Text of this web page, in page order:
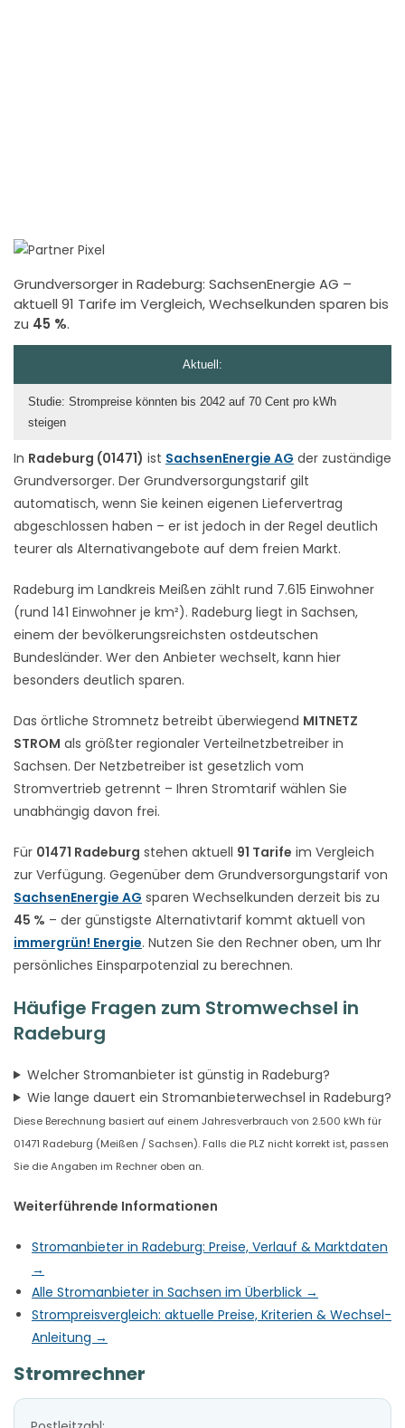
Grundversorger in Radeburg: SachsenEnergie AG –
aktuell 91 Tarife im Vergleich, Wechselkunden sparen bis
zu 45 %.
In Radeburg (01471) ist SachsenEnergie AG der zuständige
Grundversorger. Der Grundversorgungstarif gilt
automatisch, wenn Sie keinen eigenen Liefervertrag
abgeschlossen haben – er ist jedoch in der Regel deutlich
teurer als Alternativangebote auf dem freien Markt.
Radeburg im Landkreis Meißen zählt rund 7.615 Einwohner
(rund 141 Einwohner je km²). Radeburg liegt in Sachsen,
einem der bevölkerungsreichsten ostdeutschen
Bundesländer. Wer den Anbieter wechselt, kann hier
besonders deutlich sparen.
Das örtliche Stromnetz betreibt überwiegend MITNETZ
STROM als größter regionaler Verteilnetzbetreiber in
Sachsen. Der Netzbetreiber ist gesetzlich vom
Stromvertrieb getrennt – Ihren Stromtarif wählen Sie
unabhängig davon frei.
Für 01471 Radeburg stehen aktuell 91 Tarife im Vergleich
zur Verfügung. Gegenüber dem Grundversorgungstarif von
SachsenEnergie AG sparen Wechselkunden derzeit bis zu
45 % – der günstigste Alternativtarif kommt aktuell von
immergrün! Energie. Nutzen Sie den Rechner oben, um Ihr
persönliches Einsparpotenzial zu berechnen.
Häufige Fragen zum Stromwechsel in
Radeburg
Welcher Stromanbieter ist günstig in Radeburg?
Wie lange dauert ein Stromanbieterwechsel in Radeburg?
Diese Berechnung basiert auf einem Jahresverbrauch von 2.500 kWh für
01471 Radeburg (Meißen / Sachsen). Falls die PLZ nicht korrekt ist, passen
Sie die Angaben im Rechner oben an.
Weiterführende Informationen
Stromanbieter in Radeburg: Preise, Verlauf & Marktdaten
→
Alle Stromanbieter in Sachsen im Überblick →
Strompreisvergleich: aktuelle Preise, Kriterien & Wechsel-
Anleitung →
Aktuell:
Studie: Strompreise könnten bis 2042 auf 70 Cent pro kWh
steigen
Stromrechner